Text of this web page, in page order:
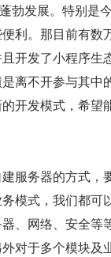
勃发展。特别是
利。那目前有数
开发了小程序生
离不开参与其中
开发模式，希望
服务器的方式，
模式，我们都可
、网络、安全等
对于多个模块及